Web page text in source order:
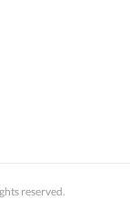
reserved.